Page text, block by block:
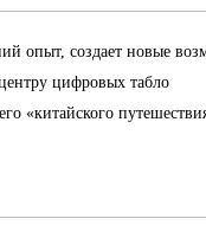
опыт, создает новые
цифровых табло
«китайского